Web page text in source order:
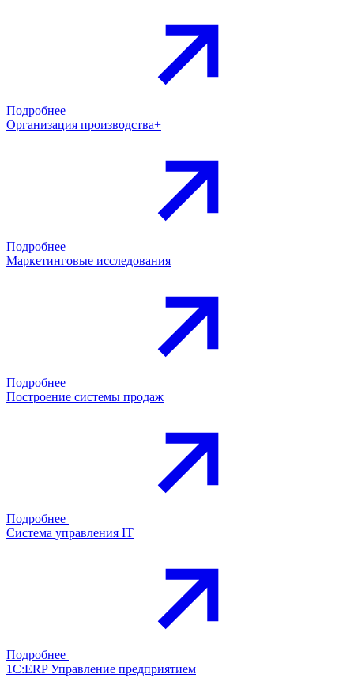
Подробнее
Организация производства+
Подробнее
Маркетинговые исследования
Подробнее
Построение системы продаж
Подробнее
Система управления IT
Подробнее
1С:ERP Управление предприятием